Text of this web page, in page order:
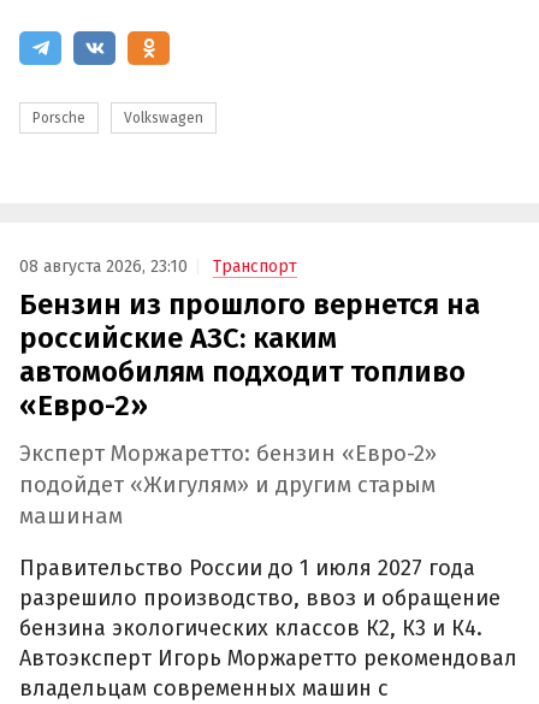
Porsche Volkswagen
08 августа 2026, 23:10 Транспорт
Бензин из прошлого вернется на
российские АЗС: каким
автомобилям подходит топливо
«Евро-2»
Эксперт Моржаретто: бензин «Евро-2»
подойдет «Жигулям» и другим старым
машинам
Правительство России до 1 июля 2027 года
разрешило производство, ввоз и обращение
бензина экологических классов К2, К3 и К4.
Автоэксперт Игорь Моржаретто рекомендовал
владельцам современных машин с